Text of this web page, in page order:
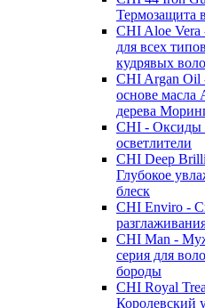
Термозащита
CHI Aloe
для всех типов
кудрявых
CHI Argan Oil
основе масла
дерева
CHI - Оксиды
осветлители
CHI Deep
Глубокое
блеск
CHI Enviro -
CHI Man -
серия для
бороды
CHI Royal
Королевский